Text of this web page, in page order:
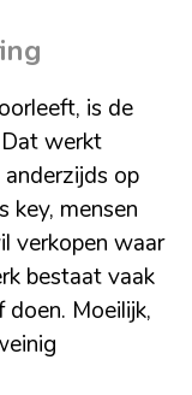
is de
werkt
op
key, mensen
verkopen waar
bestaat vaak
Moeilijk,